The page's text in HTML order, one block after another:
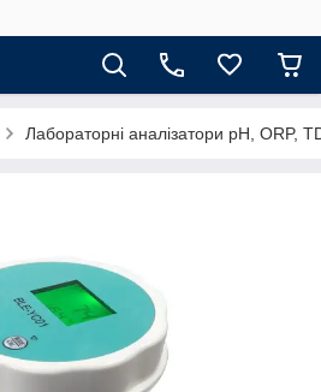
Лабораторні аналізатори pH, ORP,